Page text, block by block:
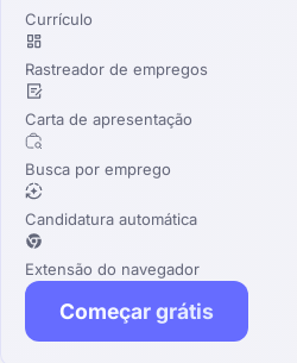
Currículo
Rastreador de empregos
Carta de apresentação
Busca por emprego
Candidatura automática
Extensão do navegador
Começar grátis